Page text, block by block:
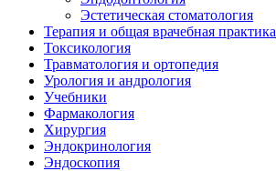
Эстетическая стоматология
Терапия и общая врачебная практика
Токсикология
Травматология и ортопедия
Урология и андрология
Учебники
Фармакология
Хирургия
Эндокринология
Эндоскопия